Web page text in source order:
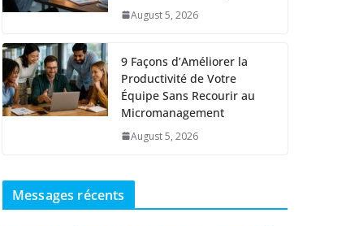
August 5, 2026
9 Façons d’Améliorer la
Productivité de Votre
Équipe Sans Recourir au
Micromanagement
August 5, 2026
Messages récents